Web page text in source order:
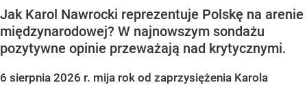
Jak Karol Nawrocki reprezentuje Polskę na arenie
międzynarodowej? W najnowszym sondażu
pozytywne opinie przeważają nad krytycznymi.
6 sierpnia 2026 r. mija rok od zaprzysiężenia Karola